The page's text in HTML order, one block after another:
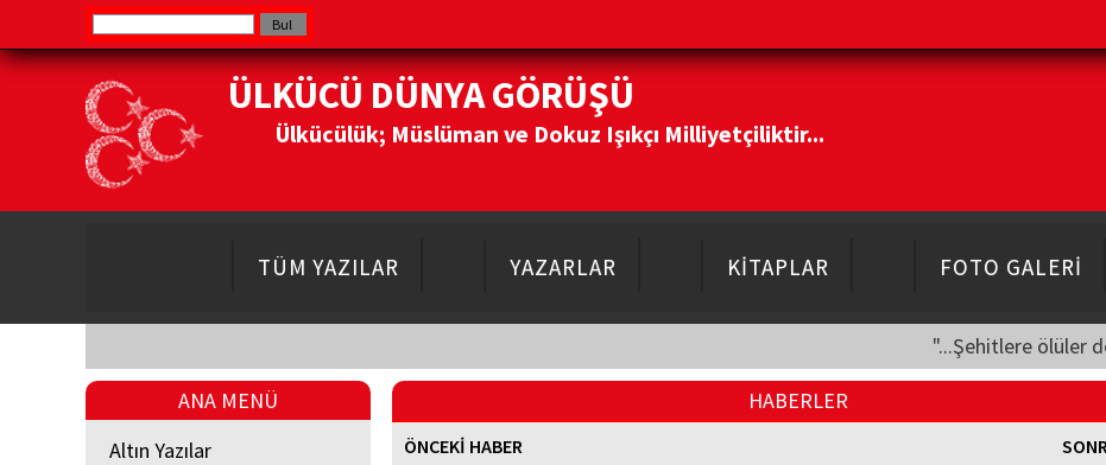
ÜLKÜCÜ DÜNYA GÖRÜŞÜ
Ülkücülük; Müslüman ve Dokuz Işıkçı Milliyetçiliktir...
TÜM YAZILAR YAZARLAR KİTAPLAR FOTO GALERİ
"...Şehitlere ölüler
ANA MENÜ
Altın Yazılar
HABERLER
ÖNCEKİ HABER